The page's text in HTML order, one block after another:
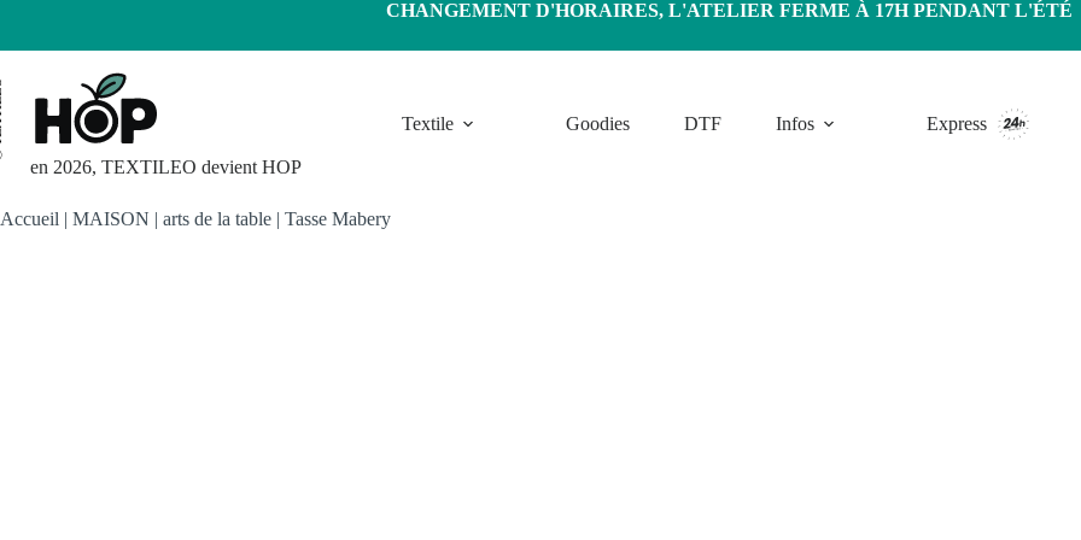
contenu
CHANGEMENT D'HORAIRES, L'ATELIER FERME À 17H PENDANT L'ÉTÉ
en 2026, TEXTILEO devient HOP
Textile Goodies DTF Infos Express
Accueil | MAISON | arts de la table | Tasse Mabery